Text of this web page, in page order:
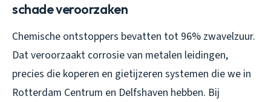
schade veroorzaken
Chemische ontstoppers bevatten tot 96% zwavelzuur.
Dat veroorzaakt corrosie van metalen leidingen,
precies die koperen en gietijzeren systemen die we in
Rotterdam Centrum en Delfshaven hebben. Bij